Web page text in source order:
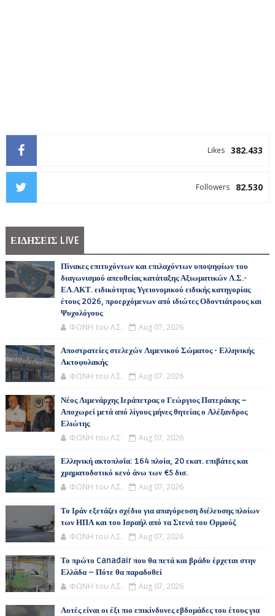
382.433
Likes
82.530
Followers
ΕΙΔΗΣΕΙΣ LIVE
Πίνακες επιτυχόντων και επιλαχόντων υποψηφίων του
διαγωνισμού απευθείας κατάταξης Αξιωματικών Λ.Σ.-
ΕΛ.ΑΚΤ. ειδικότητας Υγειονομικού ειδικής κατηγορίας
έτους 2026, προερχόμενων από ιδιώτες Οδοντιάτρους και
Ψυχολόγους
ΦΩΝΗ του Λ.Σ. Aug 07, 2026
Αποστρατείες στελεχών Λιμενικού Σώματος - Ελληνικής
Ακτοφυλακής
ΦΩΝΗ του Λ.Σ. Aug 07, 2026
Νέος Λιμενάρχης Ιεράπετρας ο Γεώργιος Πατεράκης –
Αποχωρεί μετά από λίγους μήνες θητείας ο Αλέξανδρος
Ελιώτης
ΦΩΝΗ του Λ.Σ. Aug 07, 2026
Ελληνική ακτοπλοΐα: 164 πλοία, 20 εκατ. επιβάτες και
χρηματοδοτικό κενό άνω των €5 δισ.
ΦΩΝΗ του Λ.Σ. Aug 07, 2026
Το Ιράν εξετάζει σχέδιο για απαγόρευση διέλευσης πλοίων
των ΗΠΑ και του Ισραήλ από τα Στενά του Ορμούζ
ΦΩΝΗ του Λ.Σ. Aug 07, 2026
Το πρώτο Canadair που θα πετά και βράδυ έρχεται στην
Ελλάδα – Πότε θα παραδοθεί
ΦΩΝΗ του Λ.Σ. Aug 07, 2026
Αυτές είναι οι έξι πιο επικίνδυνες εβδομάδες του έτους για